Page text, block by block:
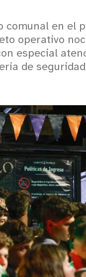
comunal en el
operativo
especial
de